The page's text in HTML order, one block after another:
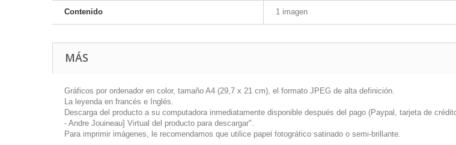
Contenido 1 imagen
MÁS
Gráficos por ordenador en color, tamaño A4 (29,7 x 21 cm), el formato JPEG de alta definición.
La leyenda en francés e Inglés.
Descarga del producto a su computadora inmediatamente disponible después del pago (Paypal, tarjeta de
- Andre Jouineau] Virtual del producto para descargar".
Para imprimir imágenes, le recomendamos que utilice papel fotográfico satinado o semi-brillante.
Este sitio web utiliza cookies propias y de terceros para
mostrarle publicidad relacionada con sus preferencias